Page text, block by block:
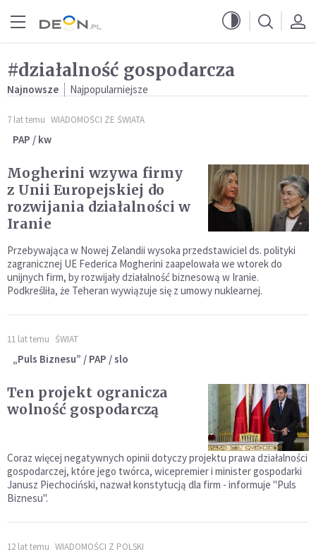
#działalność gospodarcza
Najnowsze Najpopularniejsze
7 lat temu WIADOMOŚCI ZE ŚWIATA
PAP / kw
Mogherini wzywa firmy
z Unii Europejskiej do
rozwijania działalności w
Iranie
Przebywająca w Nowej Zelandii wysoka przedstawiciel ds. polityki
zagranicznej UE Federica Mogherini zaapelowała we wtorek do
unijnych firm, by rozwijały działalność biznesową w Iranie.
Podkreśliła, że Teheran wywiązuje się z umowy nuklearnej.
11 lat temu ŚWIAT
„Puls Biznesu” / PAP / slo
Ten projekt ogranicza
wolność gospodarczą
Coraz więcej negatywnych opinii dotyczy projektu prawa działalności
gospodarczej, które jego twórca, wicepremier i minister gospodarki
Janusz Piechociński, nazwał konstytucją dla firm - informuje "Puls
Biznesu".
12 lat temu WIADOMOŚCI Z POLSKI